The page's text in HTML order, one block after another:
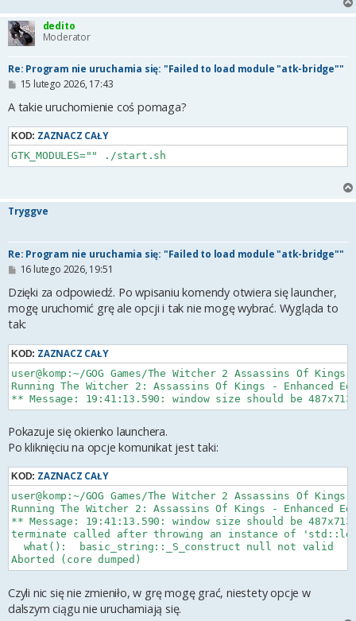
dedito
Moderator
Re: Program nie uruchamia się: "Failed to load module "atk-bridge""
P
s
15 lutego 2026, 17:43
A takie uruchomienie coś pomaga?
KOD: ZAZNACZ CAŁY
GTK_MODULES="" ./start.sh
Tryggve
Re: Program nie uruchamia się: "Failed to load module "atk-bridge""
P
s
16 lutego 2026, 19:51
Dzięki za odpowiedź. Po wpisaniu komendy otwiera się launcher,
mogę uruchomić grę ale opcji i tak nie mogę wybrać. Wygląda to
tak:
KOD: ZAZNACZ CAŁY
user@komp:~/GOG Games/The Witcher 2 Assassins Of
Running The Witcher 2: Assassins Of Kings - Enhanced
Pokazuje się okienko launchera.
Po kliknięciu na opcje komunikat jest taki:
KOD: ZAZNACZ CAŁY
user@komp:~/GOG Games/The Witcher 2 Assassins Of
Running The Witcher 2: Assassins Of Kings - Enhanced
** Message: 19:41:13.590: window size should be 487x713
terminate called after throwing an instance of
  what():  basic_string::_S_construct null not valid
Czyli nic się nie zmieniło, w grę mogę grać, niestety opcje w
dalszym ciągu nie uruchamiają się.